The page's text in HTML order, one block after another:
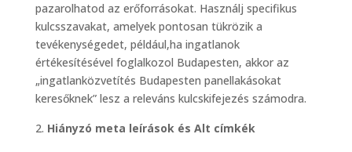
pazarolhatod az erőforrásokat. Használj specifikus
kulcsszavakat, amelyek pontosan tükrözik a
tevékenységedet, például,ha ingatlanok
értékesítésével foglalkozol Budapesten, akkor az
„ingatlanközvetítés Budapesten panellakásokat
keresőknek” lesz a releváns kulcskifejezés számodra.
Hiányzó meta leírások és Alt címkék